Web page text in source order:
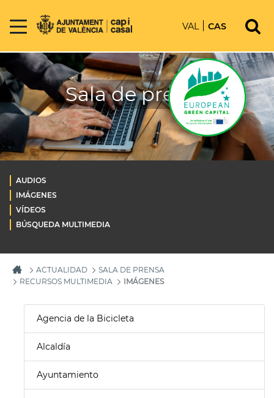
VAL CAS
Sala de prensa
AUDIOS
IMÁGENES
VÍDEOS
BÚSQUEDA MULTIMEDIA
ACTUALIDAD
SALA DE PRENSA
RECURSOS MULTIMEDIA
IMÁGENES
Agencia de la Bicicleta
Alcaldía
Ayuntamiento